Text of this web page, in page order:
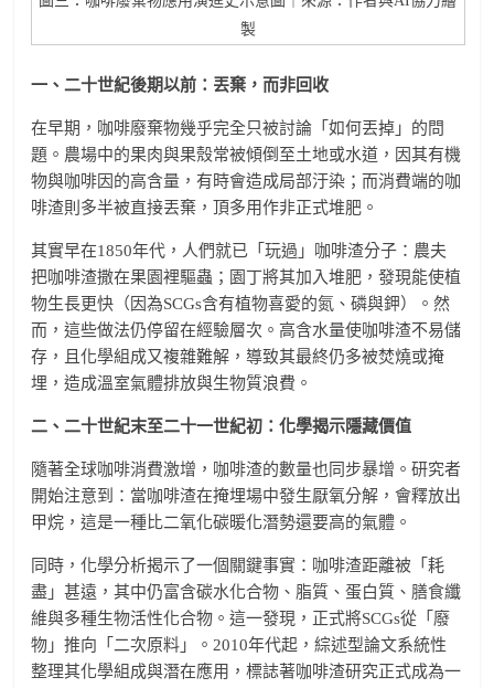
製
一、二十世紀後期以前：丟棄，而非回收
在早期，咖啡廢棄物幾乎完全只被討論「如何丟掉」的問
題。農場中的果肉與果殼常被傾倒至土地或水道，因其有機
物與咖啡因的高含量，有時會造成局部汙染；而消費端的咖
啡渣則多半被直接丟棄，頂多用作非正式堆肥。
其實早在1850年代，人們就已「玩過」咖啡渣分子：農夫
把咖啡渣撒在果園裡驅蟲；園丁將其加入堆肥，發現能使植
物生長更快（因為SCGs含有植物喜愛的氮、磷與鉀）。然
而，這些做法仍停留在經驗層次。高含水量使咖啡渣不易儲
存，且化學組成又複雜難解，導致其最終仍多被焚燒或掩
埋，造成溫室氣體排放與生物質浪費。
二、二十世紀末至二十一世紀初：化學揭示隱藏價值
隨著全球咖啡消費激增，咖啡渣的數量也同步暴增。研究者
開始注意到：當咖啡渣在掩埋場中發生厭氧分解，會釋放出
甲烷，這是一種比二氧化碳暖化潛勢還要高的氣體。
同時，化學分析揭示了一個關鍵事實：咖啡渣距離被「耗
盡」甚遠，其中仍富含碳水化合物、脂質、蛋白質、膳食纖
維與多種生物活性化合物。這一發現，正式將SCGs從「廢
物」推向「二次原料」。2010年代起，綜述型論文系統性
整理其化學組成與潛在應用，標誌著咖啡渣研究正式成為一